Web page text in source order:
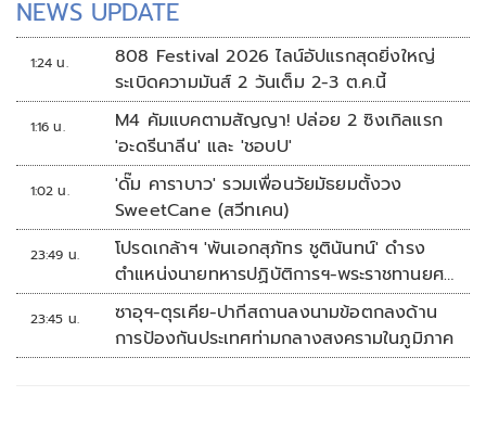
NEWS UPDATE
1:24 น.
808 Festival 2026 ไลน์อัปแรกสุดยิ่งใหญ่
ระเบิดความมันส์ 2 วันเต็ม 2-3 ต.ค.นี้
1:16 น.
M4 คัมแบคตามสัญญา! ปล่อย 2 ซิงเกิลแรก
'อะดรีนาลีน' และ 'ชอบU'
1:02 น.
'ดั๊ม คาราบาว' รวมเพื่อนวัยมัธยมตั้งวง
SweetCane (สวีทเคน)
23:49 น.
โปรดเกล้าฯ 'พันเอกสุภัทร ชูตินันทน์' ดำรง
ตำแหน่งนายทหารปฏิบัติการฯ-พระราชทานยศ
'พลตรี'
23:45 น.
ซาอุฯ-ตุรเคีย-ปากีสถานลงนามข้อตกลงด้าน
การป้องกันประเทศท่ามกลางสงครามในภูมิภาค